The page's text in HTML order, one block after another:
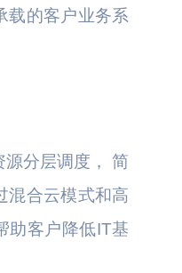
载的客户业务系
分层调度， 简
混合云模式和高
助客户降低IT基